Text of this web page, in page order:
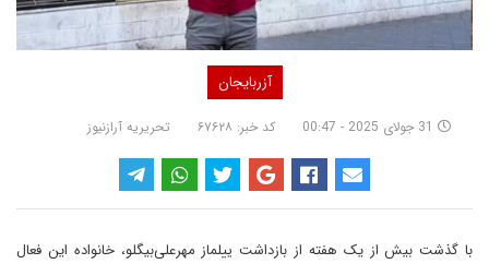
آزربایجان
31 جولای 2025 - 00:47 کد خبر: ۶۷۶۲۸ تحریریه آرازنیوز
با گذشت بیش از یک هفته از بازداشت ییلماز مهرعلی‌بیگلو، خانواده این فعال